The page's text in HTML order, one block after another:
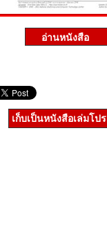
เก็บเป็นหนังสือเล่มโป